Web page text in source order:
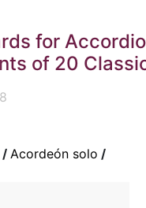
for
of 20
/ Acordeón solo /